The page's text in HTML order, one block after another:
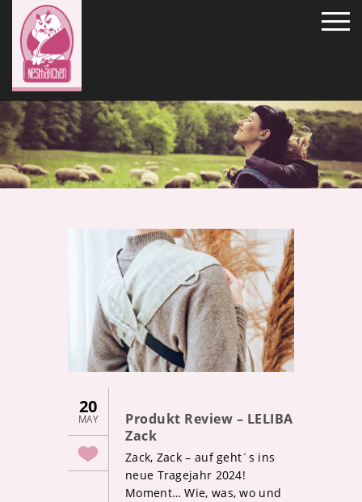
20
MAY
Produkt Review – LELIBA
Zack
Zack, Zack – auf geht´s ins
neue Tragejahr 2024!
Moment… Wie, was, wo und